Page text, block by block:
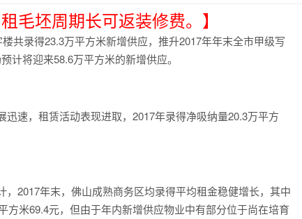
毛坯周期长可返装修费。】
共录得23.3万平方米新增供应，推升2017年年末全市甲级写
计将迎来58.6万平方米的新增供应。
速，租赁活动表现进取，2017年录得净吸纳量20.3万平方
2017年末，佛山成熟商务区均录得平均租金稳健增长，其中
米69.4元，但由于年内新增供应物业中有部分位于尚在培育